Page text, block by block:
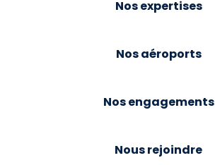
Nos expertises
Nos aéroports
Nos engagements
Nous rejoindre